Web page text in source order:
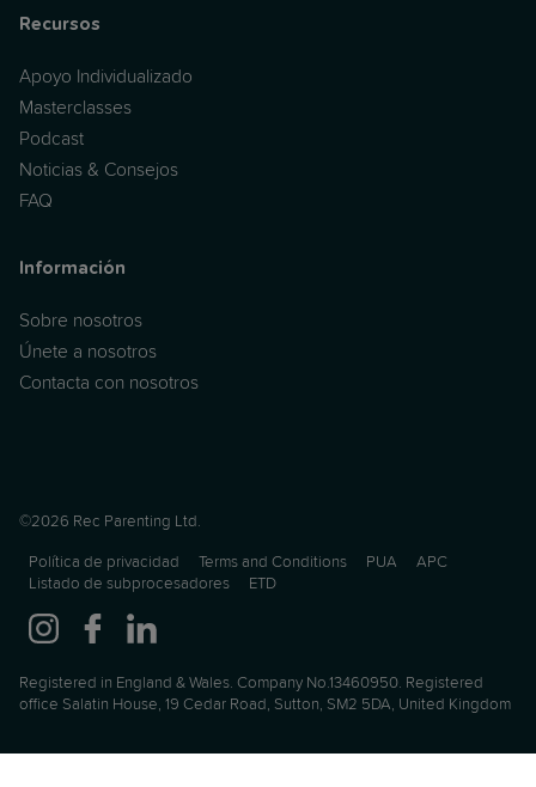
Recursos
Apoyo Individualizado
Masterclasses
Podcast
Noticias & Consejos
FAQ
Información
Sobre nosotros
Únete a nosotros
Contacta con nosotros
©2026 Rec Parenting Ltd.
Política de privacidad Terms and Conditions PUA
APC
Listado de subprocesadores
ETD
Registered in England & Wales. Company No.13460950. Registered
office Salatin House, 19 Cedar Road, Sutton, SM2 5DA, United Kingdom